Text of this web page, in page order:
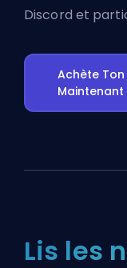
Discord et
Achète
Maintenant
Lis les